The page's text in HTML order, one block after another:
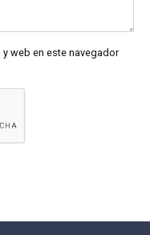
web en este navegador